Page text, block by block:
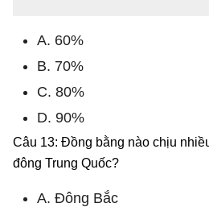
A. 60%
B. 70%
C. 80%
D. 90%
Câu 13: Đồng bằng nào chịu
đông Trung Quốc?
A. Đông Bắc